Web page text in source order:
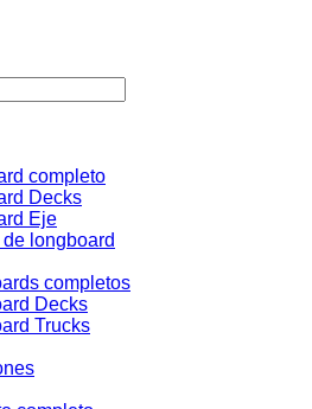
completo
Decks
Eje
longboard
completos
Decks
Trucks